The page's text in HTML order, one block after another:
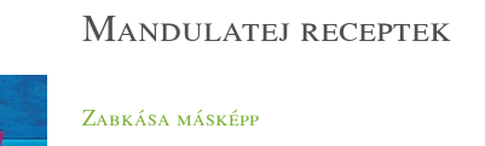
mandulatej receptek
Zabkása másképp